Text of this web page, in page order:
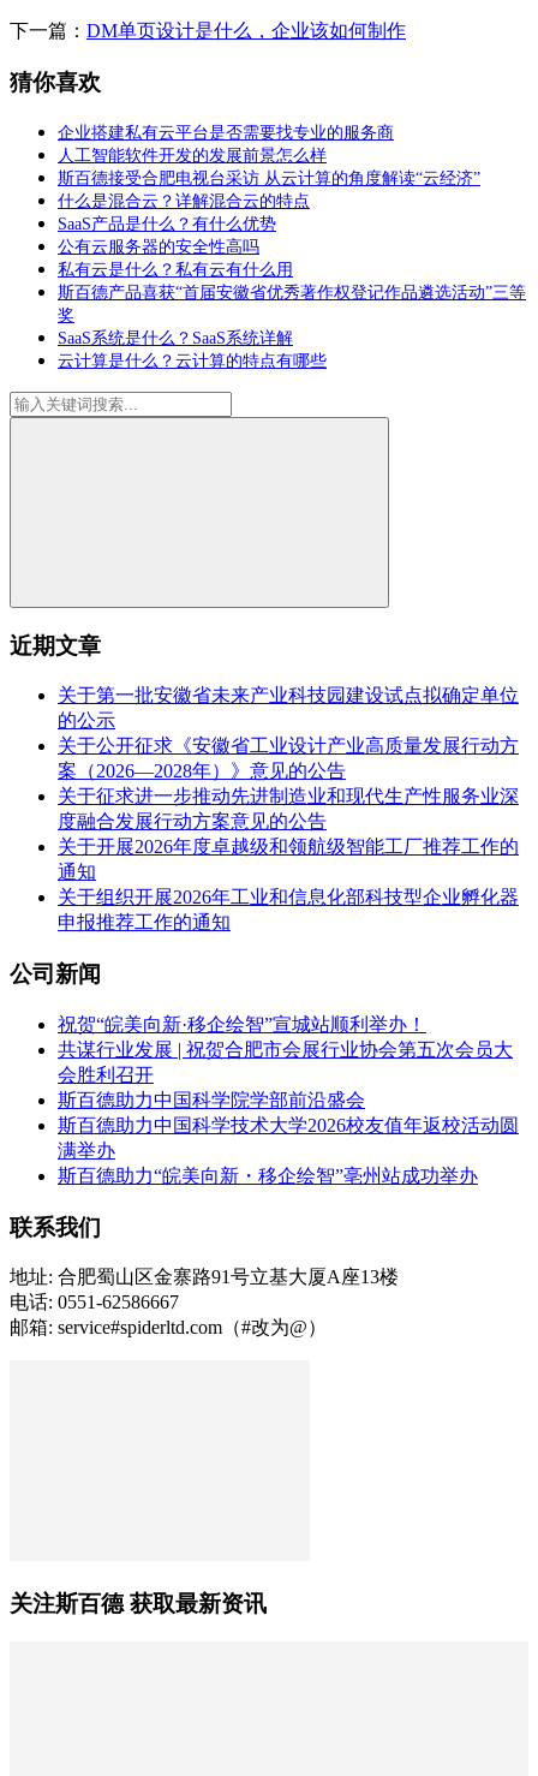
下一篇： DM单页设计是什么，企业该如何制作
猜你喜欢
企业搭建私有云平台是否需要找专业的服务商
人工智能软件开发的发展前景怎么样
斯百德接受合肥电视台采访 从云计算的角度解读“云经济”
什么是混合云？详解混合云的特点
SaaS产品是什么？有什么优势
公有云服务器的安全性高吗
私有云是什么？私有云有什么用
斯百德产品喜获“首届安徽省优秀著作权登记作品遴选活动”三等
奖
SaaS系统是什么？SaaS系统详解
云计算是什么？云计算的特点有哪些
近期文章
关于第一批安徽省未来产业科技园建设试点拟确定单位
的公示
关于公开征求《安徽省工业设计产业高质量发展行动方
案（2026—2028年）》意见的公告
关于征求进一步推动先进制造业和现代生产性服务业深
度融合发展行动方案意见的公告
关于开展2026年度卓越级和领航级智能工厂推荐工作的
通知
关于组织开展2026年工业和信息化部科技型企业孵化器
申报推荐工作的通知
公司新闻
祝贺“皖美向新·移企绘智”宣城站顺利举办！
共谋行业发展 | 祝贺合肥市会展行业协会第五次会员大
会胜利召开
斯百德助力中国科学院学部前沿盛会
斯百德助力中国科学技术大学2026校友值年返校活动圆
满举办
斯百德助力“皖美向新・移企绘智”亳州站成功举办
联系我们
地址: 合肥蜀山区金寨路91号立基大厦A座13楼
电话: 0551-62586667
邮箱: service#spiderltd.com（#改为@）
关注斯百德 获取最新资讯